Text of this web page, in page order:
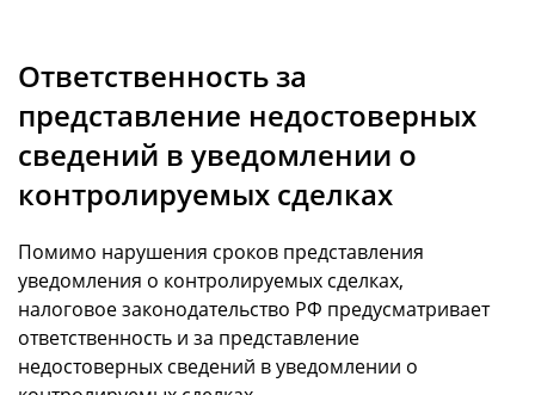
Ответственность за
представление недостоверных
сведений в уведомлении о
контролируемых сделках
Помимо нарушения сроков представления
уведомления о контролируемых сделках,
налоговое законодательство РФ предусматривает
ответственность и за представление
недостоверных сведений в уведомлении о